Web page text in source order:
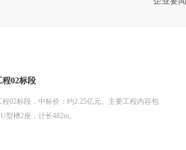
02标段
02标段，中标价：约2.25亿元。主要工程内容包
型槽2座，计长482m。